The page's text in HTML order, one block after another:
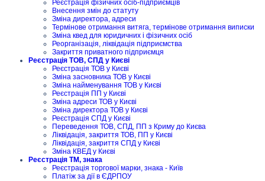
Реєстрація фізичних осіб-підприємців
Внесення змін до статуту
Зміна директора, адреси
Термінове отримання витяга, термінове отримання виписки
Зміна квед для юридичних і фізичних осіб
Реорганізація, ліквідація підприємства
Закриття приватного підприємця
Реєстрація ТОВ, СПД у Києві
Реєстрація ТОВ у Києві
Зміна засновника ТОВ у Києві
Зміна найменування ТОВ у Києві
Реєстрація ПП у Києві
Зміна адреси ТОВ у Києві
Зміна директора ТОВ у Києві
Реєстрація СПД у Києві
Переведення ТОВ, СПД, ПП з Криму до Києва
Ліквідація, закриття ТОВ, ПП у Києві
Ліквідація, закриття СПД у Києві
Зміна КВЕД у Києві
Реєстрація ТМ, знака
Реєстрація торгової марки, знака - Київ
Платіж за дії в ЄДРПОУ